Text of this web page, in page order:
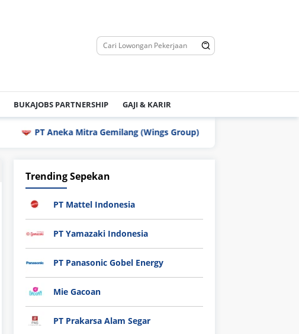
BUKAJOBS PARTNERSHIP GAJI & KARIR
PT Aneka Mitra Gemilang (Wings Group)
Trending Sepekan
PT Mattel Indonesia
PT Yamazaki Indonesia
PT Panasonic Gobel Energy
Mie Gacoan
PT Prakarsa Alam Segar